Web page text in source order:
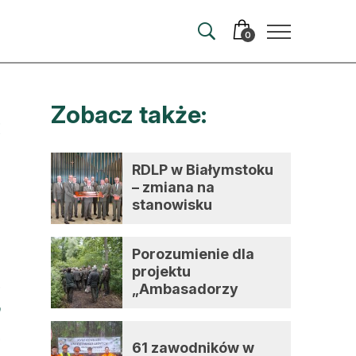
0
autorem
Zobacz także:
RDLP w Białymstoku
– zmiana na
stanowisku
Porozumienie dla
projektu
„Ambasadorzy
61 zawodników w